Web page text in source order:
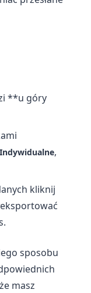
**u góry
Indywidualne,
kliknij
sposobu
masz